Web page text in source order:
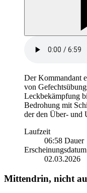
Der Kommandant
von
Leckbekämpfung
Bedrohung mit
der den Über- und
Laufzeit
06:58 Dauer
Erscheinungsdatum
02.03.2026
Mittendrin, nicht